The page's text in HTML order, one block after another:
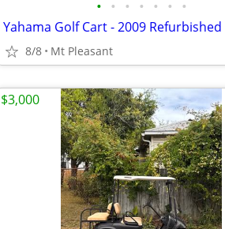
• • • • • • •
Yahama Golf Cart - 2009 Refurbished
8/8 Mt Pleasant
$3,000